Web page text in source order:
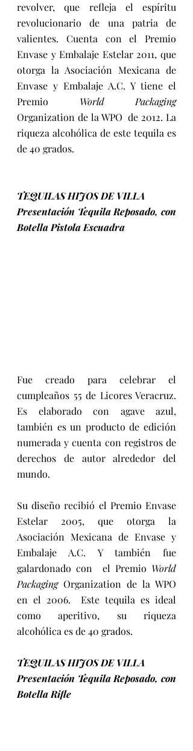
revolver, que refleja el espíritu
revolucionario de una patria de
valientes. Cuenta con el Premio
Envase y Embalaje Estelar 2011, que
otorga la Asociación Mexicana de
Envase y Embalaje A.C. Y tiene el
Premio
World Packaging
Organization de la WPO  de 2012. La
riqueza alcohólica de este tequila es
de 40 grados.
TEQUILAS HIJOS DE VILLA
Presentación Tequila Reposado, con
Botella Pistola Escuadra
Fue creado para celebrar el
cumpleaños 55 de Licores Veracruz.
Es elaborado con agave azul,
también es un producto de edición
numerada y cuenta con registros de
derechos de autor alrededor del
mundo.
Su diseño recibió el Premio Envase
Estelar 2005, que otorga la
Asociación Mexicana de Envase y
Embalaje A.C. Y también fue
galardonado con  el Premio World
Packaging Organization de la WPO
en el 2006.  Este tequila es ideal
como aperitivo, su riqueza
alcohólica es de 40 grados.
TEQUILAS HIJOS DE VILLA
Presentación Tequila Reposado, con
Botella Rifle